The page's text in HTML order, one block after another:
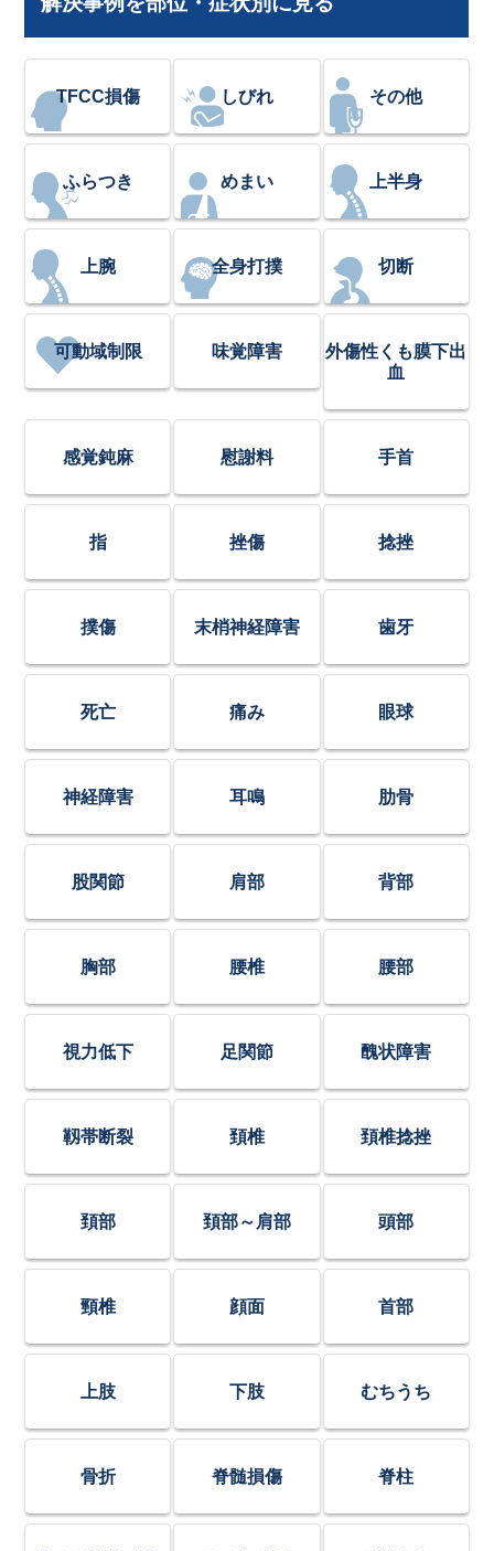
TFCC損傷 しびれ その他
ふらつき めまい 上半身
上腕 全身打撲 切断
可動域制限 味覚障害
外傷性くも膜下出
血
感覚鈍麻 慰謝料 手首
指 挫傷 捻挫
撲傷 末梢神経障害 歯牙
死亡 痛み 眼球
神経障害 耳鳴 肋骨
股関節 肩部 背部
胸部 腰椎 腰部
視力低下 足関節 醜状障害
靱帯断裂 頚椎 頚椎捻挫
頚部 頚部～肩部 頭部
頸椎 顔面 首部
上肢 下肢 むちうち
骨折 脊髄損傷 脊柱